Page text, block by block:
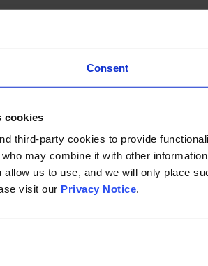
Consent
cookies
third-party cookies to provide
may combine it with other
allow us to use, and we will only place
visit our Privacy Notice.